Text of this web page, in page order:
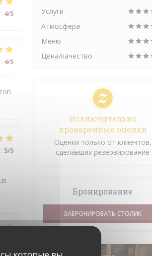
: 4/5
: 4/5
: 5/5
Услуги
Атмосфера
Меню
Цена/качество
Исключительно
проверенные оценки
Оценки только от клиентов,
сделавших резервирование
Бронирование
ЗАБРОНИРОВАТЬ СТОЛИК